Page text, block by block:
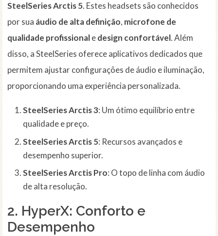
SteelSeries Arctis 5. Estes headsets são conhecidos
por sua áudio de alta definição, microfone de
qualidade profissionaledesign confortável. Além
disso, a SteelSeries oferece aplicativos dedicados que
permitem ajustar configurações de áudio e iluminação,
proporcionando uma experiência personalizada.
SteelSeries Arctis 3: Um ótimo equilíbrio entre
qualidade e preço.
SteelSeries Arctis 5: Recursos avançados e
desempenho superior.
SteelSeries Arctis Pro: O topo de linha com áudio
de alta resolução.
2. HyperX: Conforto e
Desempenho